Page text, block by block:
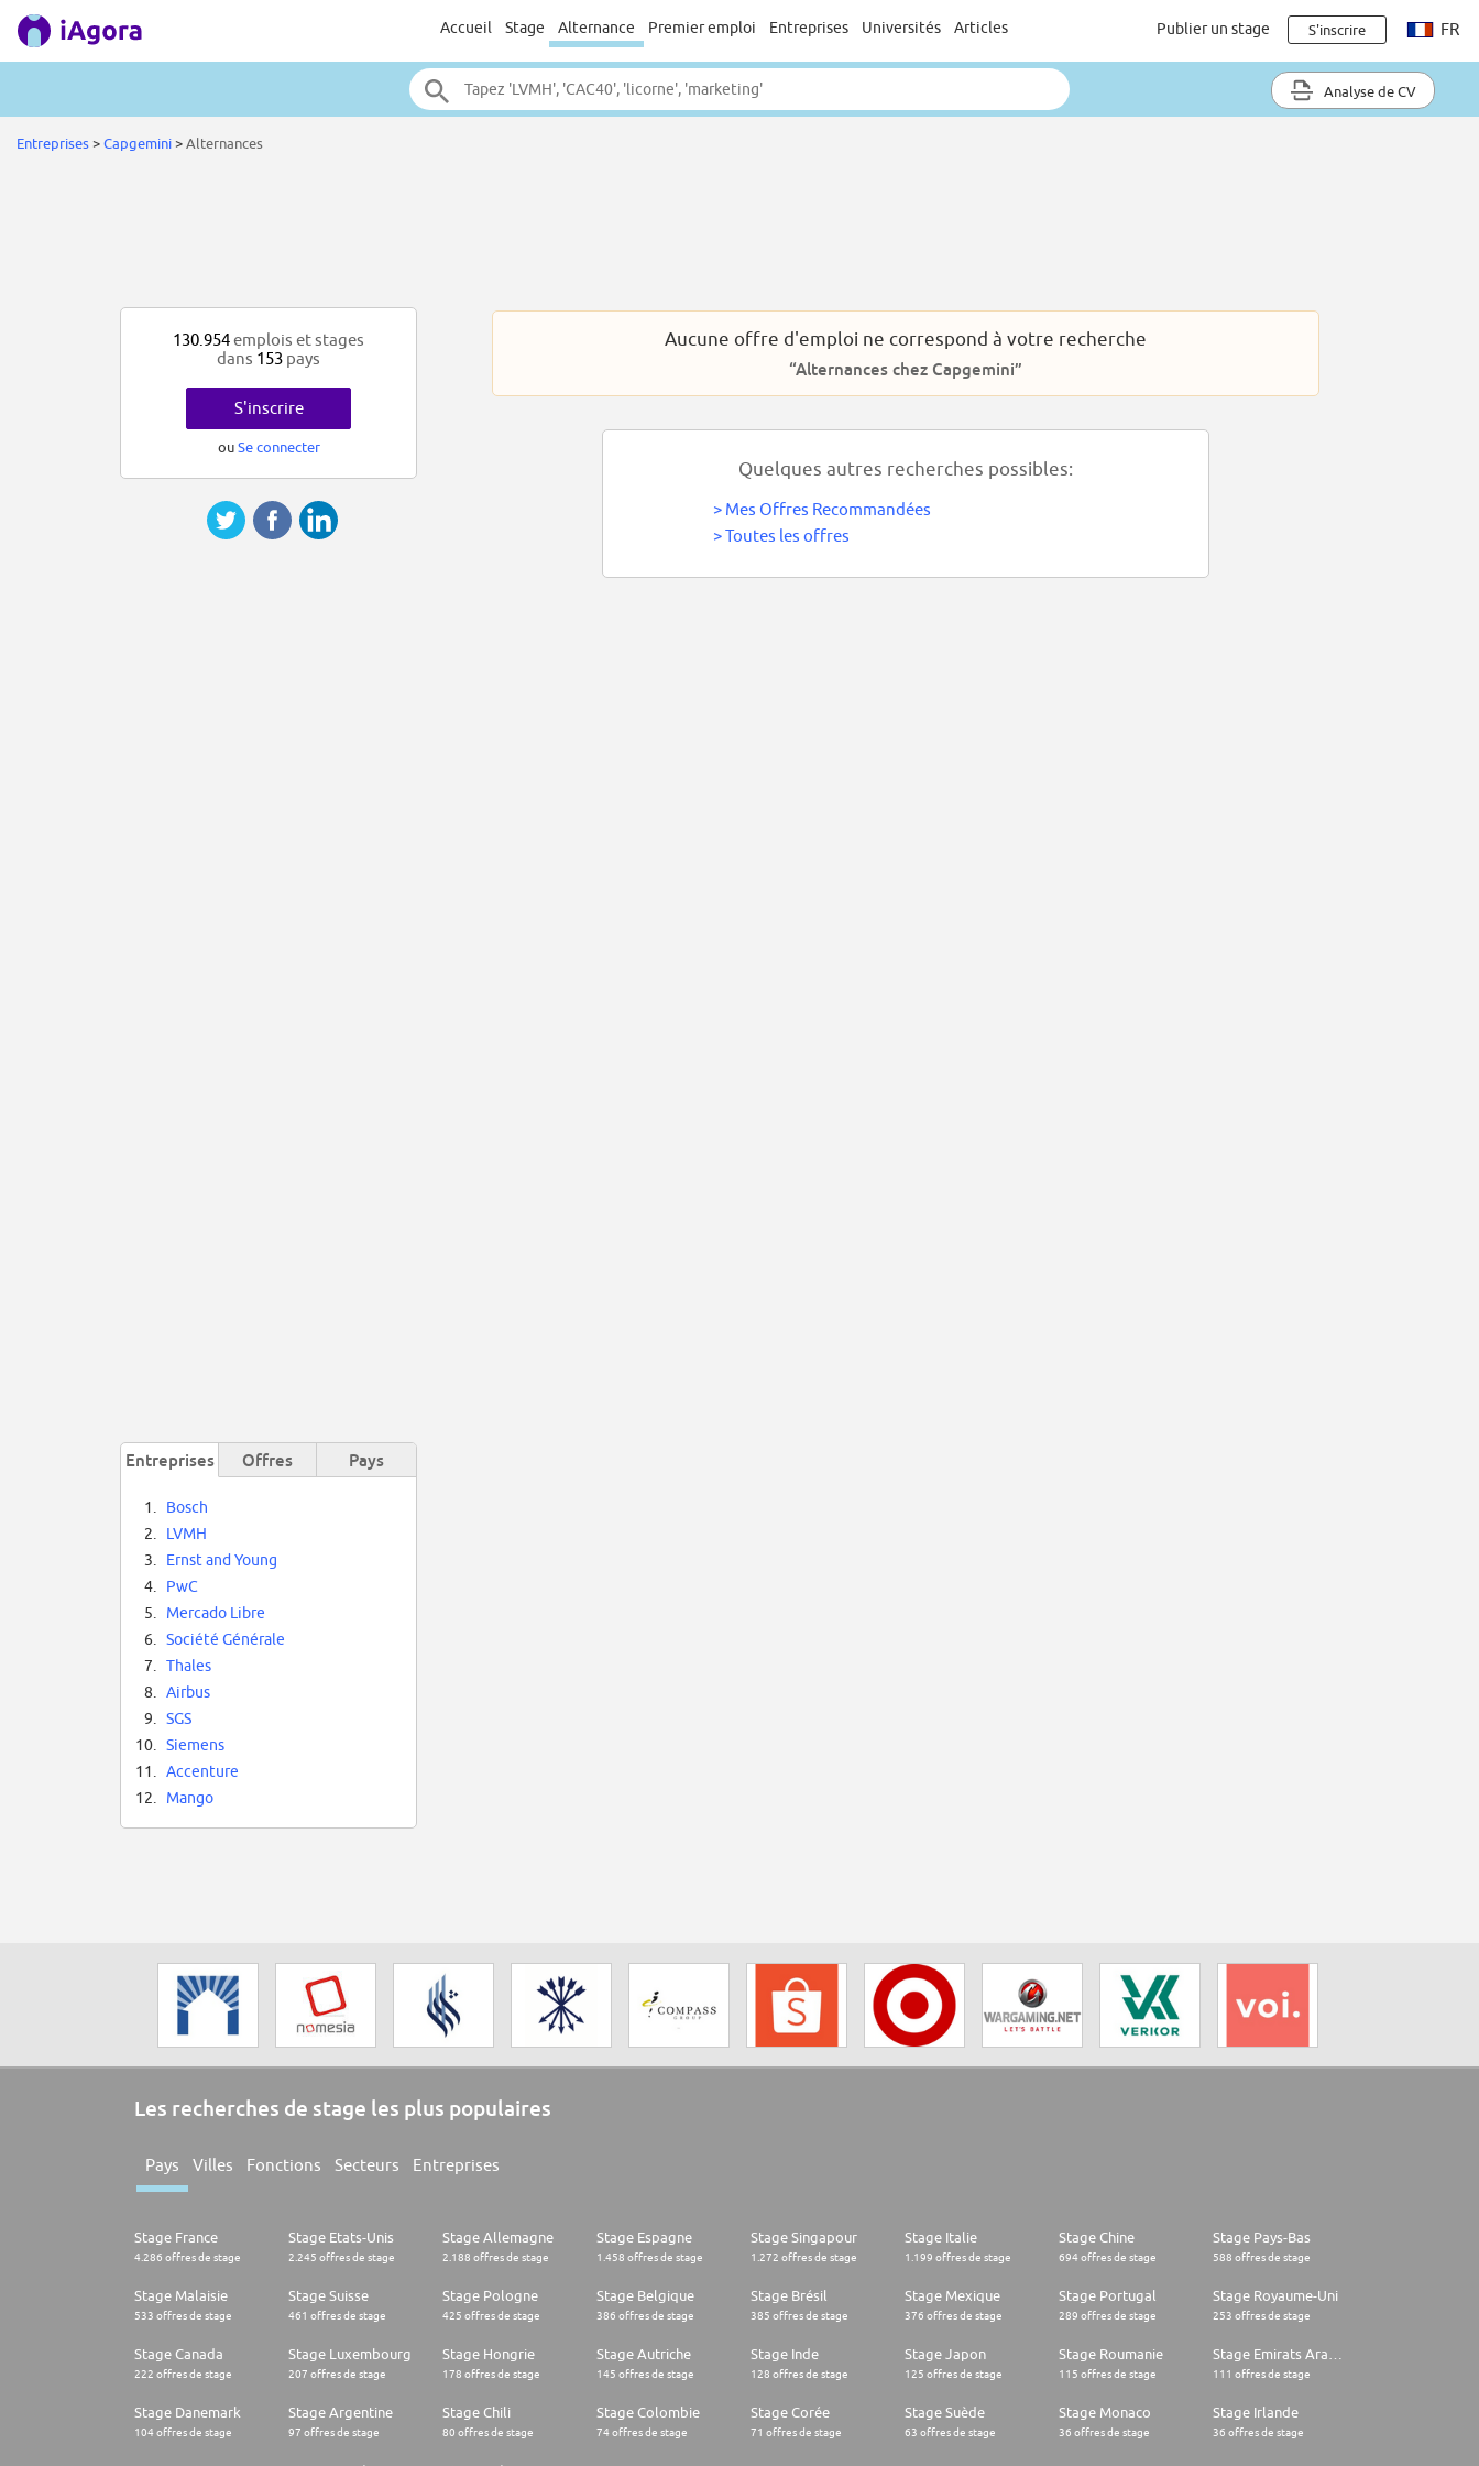
Accueil Stage Alternance Premier emploi Entreprises Universités Articles Publier un stage S'inscrire FR
Analyse de CV
Entreprises>Capgemini>Alternances
Aucune offre d'emploi ne correspond à votre recherche
“Alternances chez Capgemini”
Quelques autres recherches possibles:
> Mes Offres Recommandées
>Toutes les offres
130.954emplois et stages
dans 153 pays
S'inscrire
ouSe connecter
Entreprises Offres Pays
1.
Bosch
2.
LVMH
3.
Ernst and Young
4.
PwC
5.
Mercado Libre
6.
Société Générale
7.
Thales
8.
Airbus
9.
SGS
10.
Siemens
11.
Accenture
12.
Mango
Les recherches de stage les plus populaires
Pays Villes Fonctions Secteurs Entreprises
Stage France
4.286 offres de stage
Stage Etats-Unis
2.245 offres de stage
Stage Allemagne
2.188 offres de stage
Stage Espagne
1.458 offres de stage
Stage Singapour
1.272 offres de stage
Stage Italie
1.199 offres de stage
Stage Chine
694 offres de stage
Stage Pays-Bas
588 offres de stage
Stage Malaisie
533 offres de stage
Stage Suisse
461 offres de stage
Stage Pologne
425 offres de stage
Stage Belgique
386 offres de stage
Stage Brésil
385 offres de stage
Stage Mexique
376 offres de stage
Stage Portugal
289 offres de stage
Stage Royaume-Uni
253 offres de stage
Stage Canada
222 offres de stage
Stage Luxembourg
207 offres de stage
Stage Hongrie
178 offres de stage
Stage Autriche
145 offres de stage
Stage Inde
128 offres de stage
Stage Japon
125 offres de stage
Stage Roumanie
115 offres de stage 111 offres de stage
Stage Danemark
104 offres de stage
Stage Argentine
97 offres de stage
Stage Chili
80 offres de stage
Stage Colombie
74 offres de stage
Stage Corée
71 offres de stage
Stage Suède
63 offres de stage
Stage Monaco
36 offres de stage
Stage Irlande
36 offres de stage